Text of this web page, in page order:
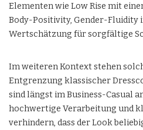
Elementen wie Low Rise mit
Body-Positivity, Gender-Fluidity
Wertschätzung für sorgfältige
Im weiteren Kontext stehen
Entgrenzung klassischer
sind längst im Business-Casual
hochwertige Verarbeitung und
verhindern, dass der Look